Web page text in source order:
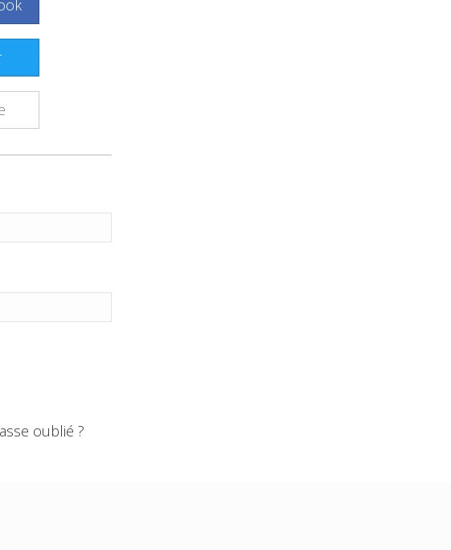
oublié ?